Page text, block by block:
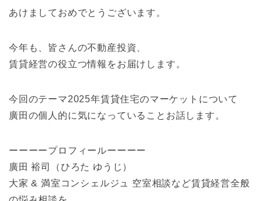
あけましておめでとうございます。
今年も、皆さんの不動産投資、
賃貸経営の役立つ情報をお届けします。
今回のテーマ2025年賃貸住宅のマーケットについて
廣田の個人的に気になっていることお話します。
ーーーープロフィールーーーー
廣田 裕司（ひろた ゆうじ）
大家 & 満室コンシェルジュ 空室相談など賃貸経営全般